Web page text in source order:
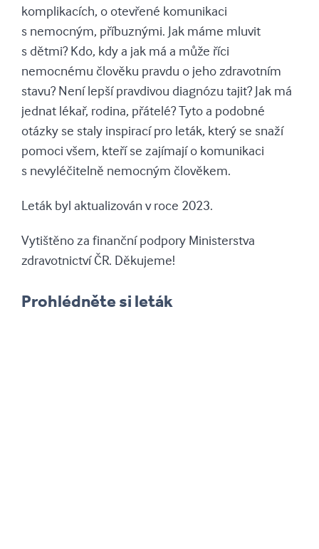
komplikacích, o otevřené komunikaci
s nemocným, příbuznými. Jak máme mluvit
s dětmi? Kdo, kdy a jak má a může říci
nemocnému člověku pravdu o jeho zdravotním
stavu? Není lepší pravdivou diagnózu tajit? Jak má
jednat lékař, rodina, přátelé? Tyto a podobné
otázky se staly inspirací pro leták, který se snaží
pomoci všem, kteří se zajímají o komunikaci
s nevyléčitelně nemocným člověkem.
Leták byl aktualizován v roce 2023.
Vytištěno za finanční podpory Ministerstva
zdravotnictví ČR. Děkujeme!
Prohlédněte si leták